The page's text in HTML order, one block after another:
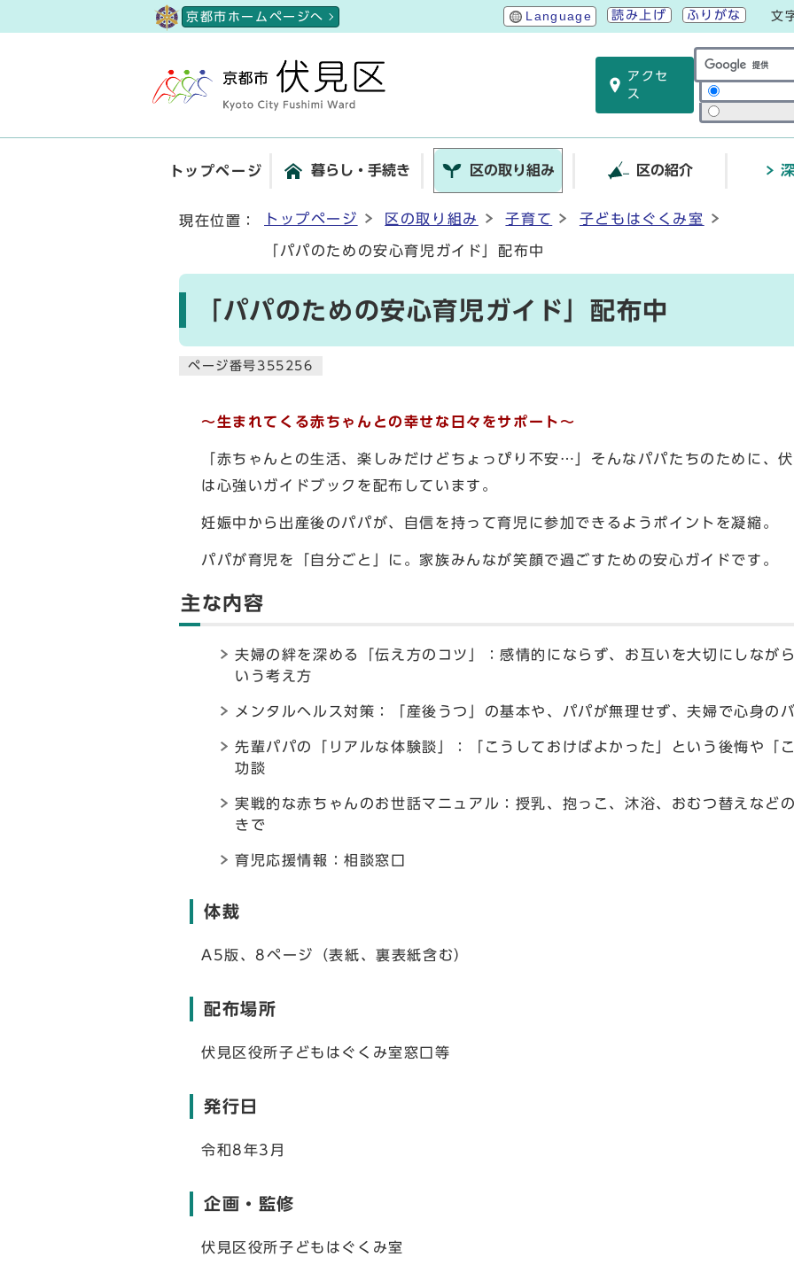
京都市ホームページへ Language 読み上げ ふりがな 文
アクセ
ス
サイト内検索
トップページ 暮らし・手続き 区の取り組み 区の紹介
現在位置： トップページ 区の取り組み 子育て 子どもはぐくみ室
「パパのための安心育児ガイド」配布中
「パパのための安心育児ガイド」配布中
ページ番号355256
～生まれてくる赤ちゃんとの幸せな日々をサポート～
「赤ちゃんとの生活、楽しみだけどちょっぴり不安…」そんなパパたちのために、
は心強いガイドブックを配布しています。
妊娠中から出産後のパパが、自信を持って育児に参加できるようポイントを凝縮。
パパが育児を「自分ごと」に。家族みんなが笑顔で過ごすための安心ガイドです。
主な内容
夫婦の絆を深める「伝え方のコツ」：感情的にならず、お互いを大切にしなが
いう考え方
メンタルヘルス対策：「産後うつ」の基本や、パパが無理せず、夫婦で心身の
先輩パパの「リアルな体験談」：「こうしておけばよかった」という後悔や「
功談
実戦的な赤ちゃんのお世話マニュアル：授乳、抱っこ、沐浴、おむつ替えなど
きで
育児応援情報：相談窓口
体裁
A5版、8ページ（表紙、裏表紙含む）
配布場所
伏見区役所子どもはぐくみ室窓口等
発行日
令和8年3月
企画・監修
伏見区役所子どもはぐくみ室